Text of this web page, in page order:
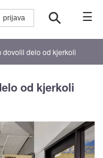
☰
delo od kjerkoli
od kjerkoli